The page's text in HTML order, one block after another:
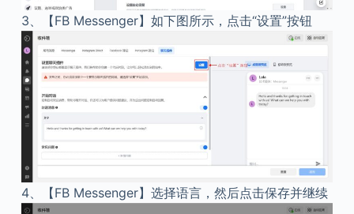
3、 【FB Messenger】如下图所示，点击“设置”按钮
4、 【FB Messenger】选择语言，然后点击保存并继续